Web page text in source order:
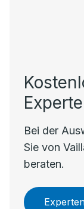
Bei der
Sie von
beraten.